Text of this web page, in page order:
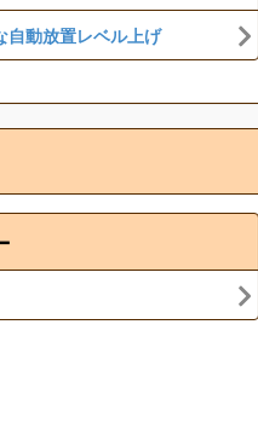
自動放置レベル上げ